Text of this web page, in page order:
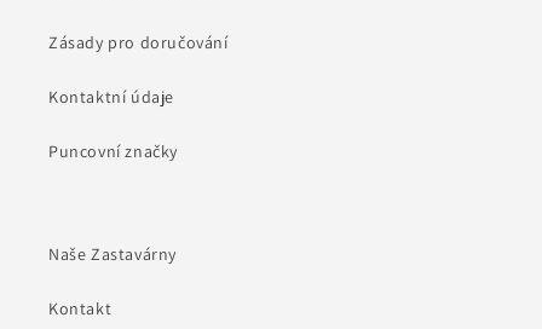
Zásady pro doručování
Kontaktní údaje
Puncovní značky
Naše Zastavárny
Kontakt